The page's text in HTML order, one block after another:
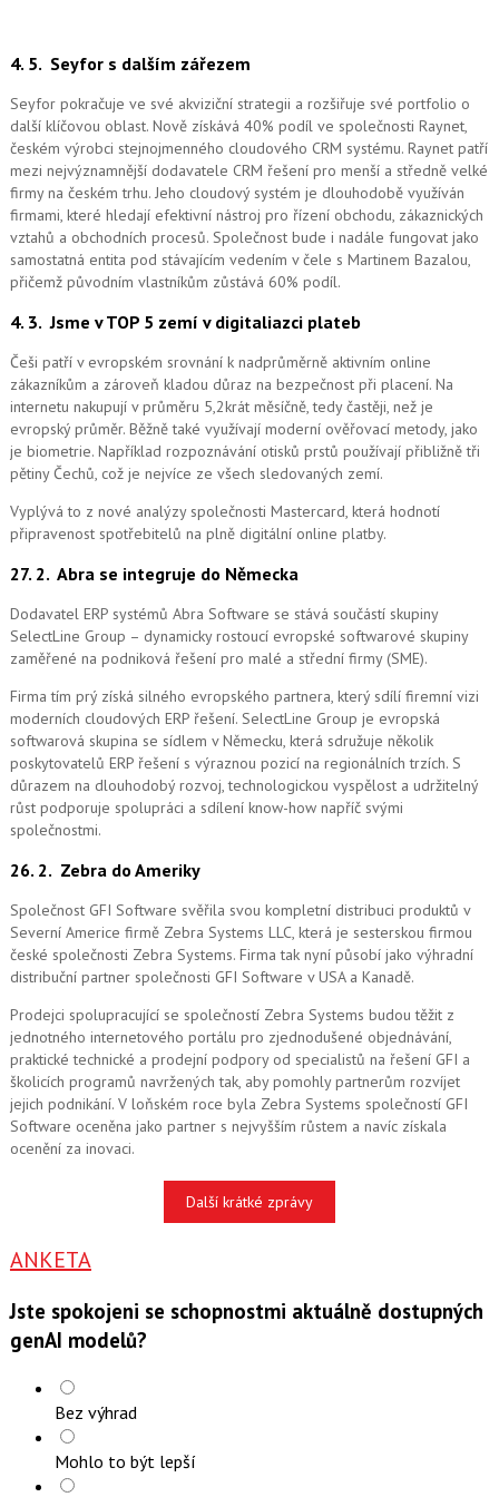
4. 5. Seyfor s dalším zářezem
Seyfor pokračuje ve své akviziční strategii a rozšiřuje své portfolio o
další klíčovou oblast. Nově získává 40% podíl ve společnosti Raynet,
českém výrobci stejnojmenného cloudového CRM systému. Raynet patří
mezi nejvýznamnější dodavatele CRM řešení pro menší a středně velké
firmy na českém trhu. Jeho cloudový systém je dlouhodobě využíván
firmami, které hledají efektivní nástroj pro řízení obchodu, zákaznických
vztahů a obchodních procesů. Společnost bude i nadále fungovat jako
samostatná entita pod stávajícím vedením v čele s Martinem Bazalou,
přičemž původním vlastníkům zůstává 60% podíl.
4. 3.Jsme v TOP 5 zemí v digitaliazci plateb
Češi patří v evropském srovnání k nadprůměrně aktivním online
zákazníkům a zároveň kladou důraz na bezpečnost při placení. Na
internetu nakupují v průměru 5,2krát měsíčně, tedy častěji, než je
evropský průměr. Běžně také využívají moderní ověřovací metody, jako
je biometrie. Například rozpoznávání otisků prstů používají přibližně tři
pětiny Čechů, což je nejvíce ze všech sledovaných zemí.
Vyplývá to z nové analýzy společnosti Mastercard, která hodnotí
připravenost spotřebitelů na plně digitální online platby.
27. 2. Abra se integruje do Německa
Dodavatel ERP systémů Abra Software se stává součástí skupiny
SelectLine Group – dynamicky rostoucí evropské softwarové skupiny
zaměřené na podniková řešení pro malé a střední firmy (SME).
Firma tím prý získá silného evropského partnera, který sdílí firemní vizi
moderních cloudových ERP řešení. SelectLine Group je evropská
softwarová skupina se sídlem v Německu, která sdružuje několik
poskytovatelů ERP řešení s výraznou pozicí na regionálních trzích. S
důrazem na dlouhodobý rozvoj, technologickou vyspělost a udržitelný
růst podporuje spolupráci a sdílení know-how napříč svými
společnostmi.
26. 2. Zebra do Ameriky
Společnost GFI Software svěřila svou kompletní distribuci produktů v
Severní Americe firmě Zebra Systems LLC, která je sesterskou firmou
české společnosti Zebra Systems. Firma tak nyní působí jako výhradní
distribuční partner společnosti GFI Software v USA a Kanadě.
Prodejci spolupracující se společností Zebra Systems budou těžit z
jednotného internetového portálu pro zjednodušené objednávání,
praktické technické a prodejní podpory od specialistů na řešení GFI a
školicích programů navržených tak, aby pomohly partnerům rozvíjet
jejich podnikání. V loňském roce byla Zebra Systems společností GFI
Software oceněna jako partner s nejvyšším růstem a navíc získala
ocenění za inovaci.
Další krátké zprávy
ANKETA
Jste spokojeni se schopnostmi aktuálně dostupných
genAI modelů?
Bez výhrad
Mohlo to být lepší